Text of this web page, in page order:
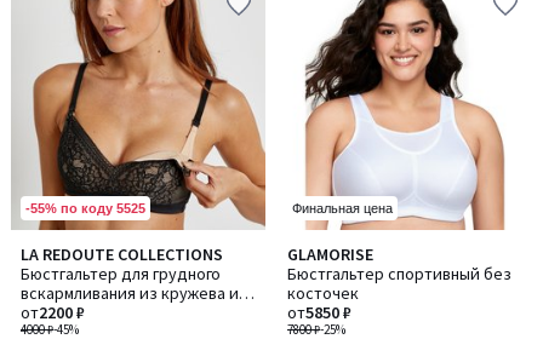
-55% по коду 5525
LA REDOUTE COLLECTIONS
Бюстгальтер для грудного
вскармливания из кружева и
микрофибры
4000 ₽-45%
от2200 ₽
4,5
/ 5
Финальная цена
GLAMORISE
Бюстгальтер спортивный без
косточек
7800 ₽-25%
от5850 ₽
4,4
/ 5
Количество
цветов:
2